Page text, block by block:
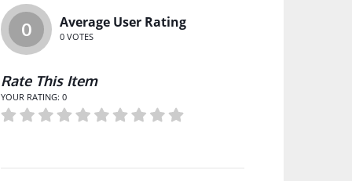
0 Average User Rating
0 VOTES
Rate This Item
YOUR RATING: 0